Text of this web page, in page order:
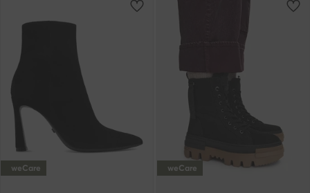
weCare weCare